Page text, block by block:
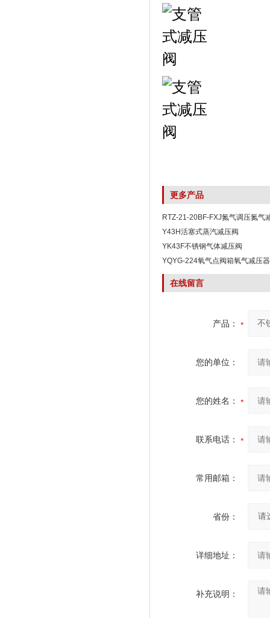
更多产品
RTZ-21-20BF-FXJ氮气调压氮气
Y43H活塞式蒸汽减压阀
YK43F不锈钢气体减压阀
YQYG-224氧气点阀箱氧气减压器
在线留言
产品：
您的单位：
您的姓名：
联系电话：
常用邮箱：
省份：
详细地址：
补充说明：